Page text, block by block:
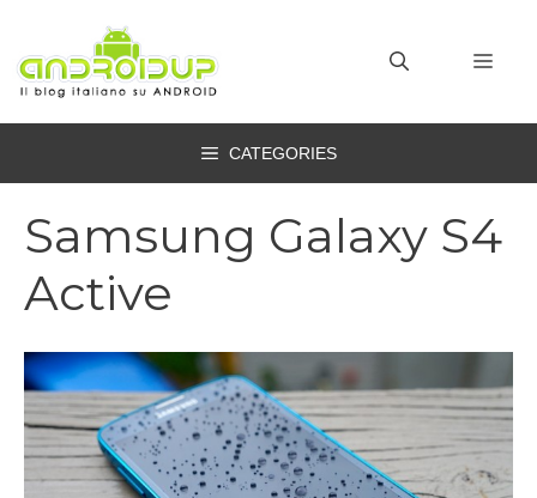
contenuto
CATEGORIES
Samsung Galaxy S4
Active